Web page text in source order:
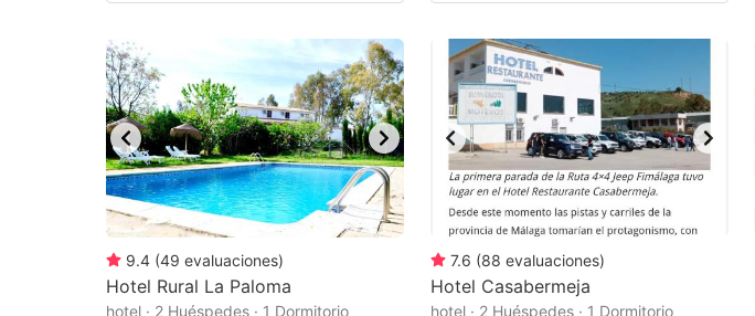
9.4 (49 evaluaciones)
Hotel Rural La Paloma
hotel · 2 Huéspedes · 1 Dormitorio
7.6 (88 evaluaciones)
Hotel Casabermeja
hotel · 2 Huéspedes · 1 Dormitorio